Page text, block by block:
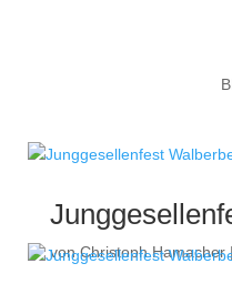
vonChristoph Hamacher